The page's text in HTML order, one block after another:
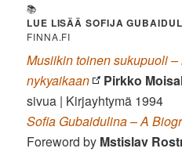
📚
LUE LISÄÄ SOFIJA
FINNA.FI
Musiikin toinen sukupuoli
nykyaikaan
Pirkko
sivua | Kirjayhtymä 1994
Sofia Gubaidulina – A
Foreword by Mstislav